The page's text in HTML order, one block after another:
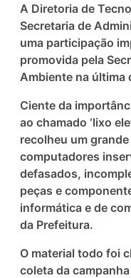
A Diretoria de
Secretaria de
uma participação
promovida pela
Ambiente na última
Ciente da
ao chamado ‘lixo
recolheu um
computadores
defasados,
peças e
informática e de
da Prefeitura.
O material todo foi
coleta da